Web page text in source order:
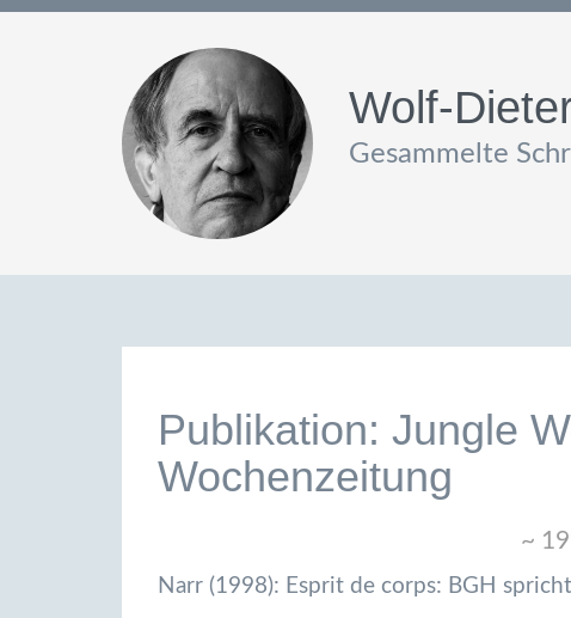
Wolf-
Gesammelte
Publikation: Jungle
Wochenzeitung
~
Narr (1998): Esprit de corps: BGH